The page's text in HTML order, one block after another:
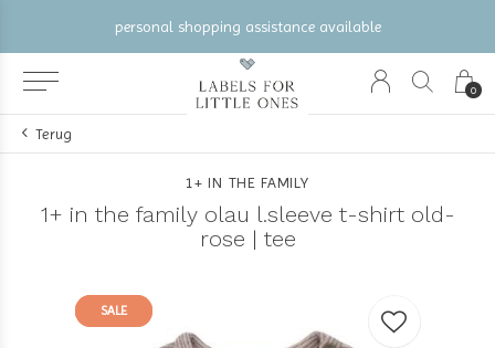
0
shopping assistance available
Terug
1+ IN THE FAMILY
1+ in the family olau l.sleeve t-shirt old-
rose | tee
SALE
SALE